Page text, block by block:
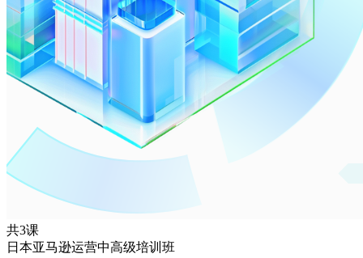
共3课
日本亚马逊运营中高级培训班